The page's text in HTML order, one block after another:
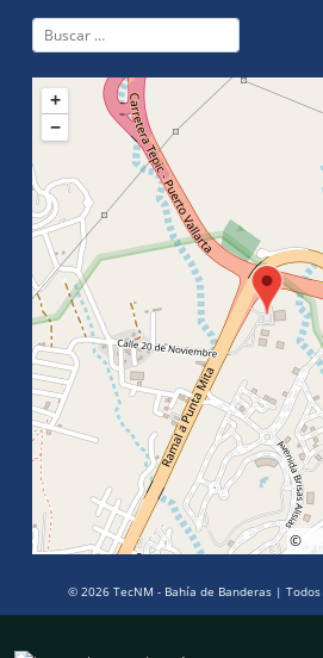
+
−
©
© 2026 TecNM - Bahía de Banderas |